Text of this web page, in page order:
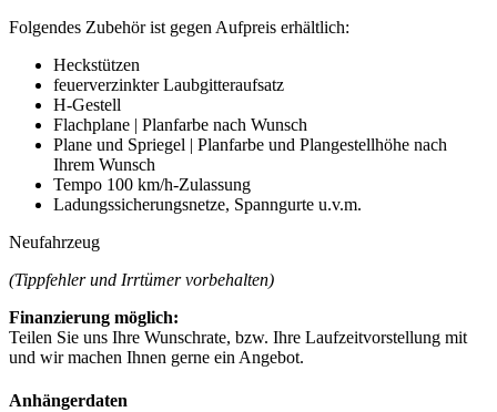
Folgendes Zubehör ist gegen Aufpreis erhältlich:
Heckstützen
feuerverzinkter Laubgitteraufsatz
H-Gestell
Flachplane | Planfarbe nach Wunsch
Plane und Spriegel | Planfarbe und Plangestellhöhe nach
Ihrem Wunsch
Tempo 100 km/h-Zulassung
Ladungssicherungsnetze, Spanngurte u.v.m.
Neufahrzeug
(Tippfehler und Irrtümer vorbehalten)
Finanzierung möglich:
Teilen Sie uns Ihre Wunschrate, bzw. Ihre Laufzeitvorstellung mit
und wir machen Ihnen gerne ein Angebot.
Anhängerdaten